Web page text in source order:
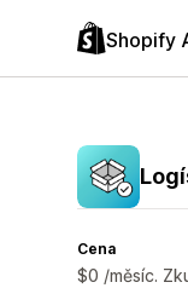
Shopify
Cena
$0 /měsíc.